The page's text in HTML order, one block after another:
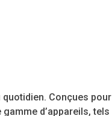
Conçues
d’appareils, tels